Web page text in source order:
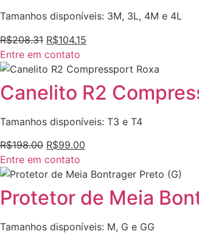
Tamanhos disponíveis: 3M, 3L, 4M e 4L
R$208.31 R$104.15
Entre em contato
Canelito R2
Tamanhos disponíveis: T3 e T4
R$198.00 R$99.00
Entre em contato
Protetor de Meia
Tamanhos disponíveis: M, G e GG